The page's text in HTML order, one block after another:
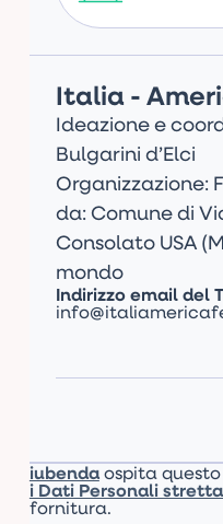
Italia -
Ideazione e
Bulgarini d’Elci
Organizzazione:
da: Comune di
Consolato USA
mondo
Indirizzo email del
iubendaospita
i Dati Personali
fornitura.